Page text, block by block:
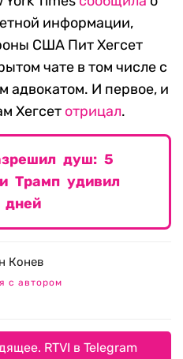
информации,
США Пит Хегсет
чате в том числе с
адвокатом. И первое, и
Хегсет отрицал.
душ: 5
Трамп удивил
Конев
с автором
RTVI в Telegram